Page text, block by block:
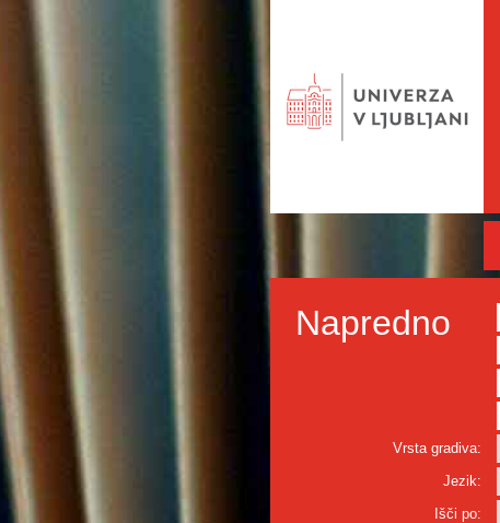
Napredno
Vrsta gradiva:
Jezik:
Išči po: